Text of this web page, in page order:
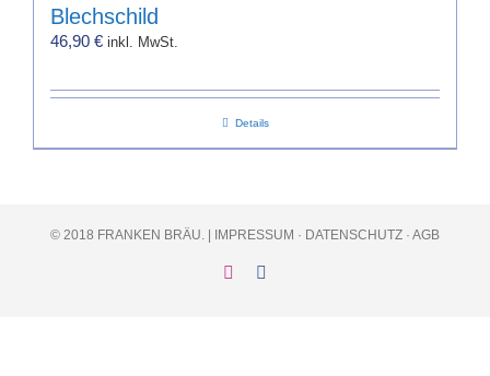
Blechschild
46,90 € inkl. MwSt.
Details
© 2018 FRANKEN BRÄU. | IMPRESSUM · DATENSCHUTZ · AGB
Instagram